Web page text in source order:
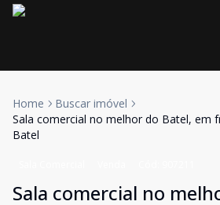
Home
Buscar imóvel
Sala comercial no melhor do Batel, em
Batel
Sala comercial no